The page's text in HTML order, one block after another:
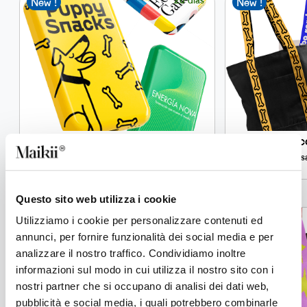
Questo sito web utilizza i cookie
Utilizziamo i cookie per personalizzare contenuti ed
annunci, per fornire funzionalità dei social media e per
analizzare il nostro traffico. Condividiamo inoltre
informazioni sul modo in cui utilizza il nostro sito con i
nostri partner che si occupano di analisi dei dati web,
pubblicità e social media, i quali potrebbero combinarle
Power bank de 5.000 mAh personalizado con
carga inalámbrica Qi1
12 días
New ! New !